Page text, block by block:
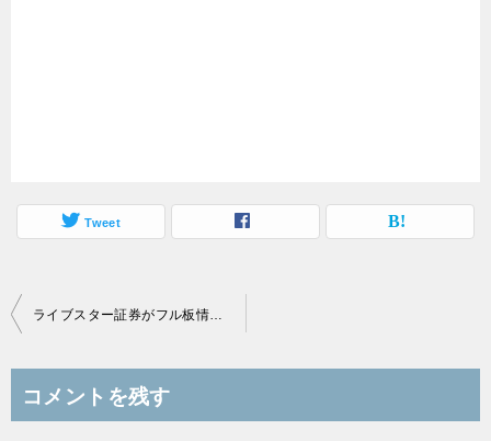
Tweet
投
ビ
ライブスター証券がフル板情報サービス開始、フル板が無料で見れる証券会社比較
コメントを残す